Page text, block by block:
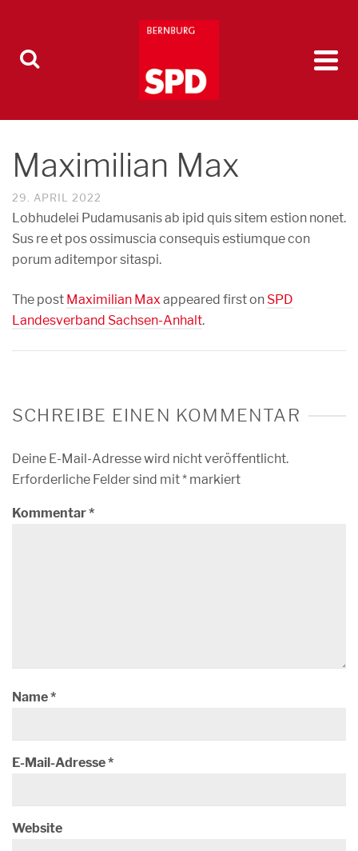
Maximilian Max
29. APRIL 2022
Lobhudelei Pudamusanis ab ipid quis sitem estion nonet.
Sus re et pos ossimuscia consequis estiumque con
porum aditempor sitaspi.
The post Maximilian Max appeared first on SPD
Landesverband Sachsen-Anhalt.
SCHREIBE EINEN KOMMENTAR
Deine E-Mail-Adresse wird nicht veröffentlicht.
Erforderliche Felder sind mit* markiert
Kommentar*
Name*
E-Mail-Adresse*
Website